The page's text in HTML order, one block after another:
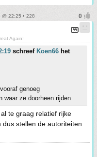
@ 22:25 • 228
Again!
schreef Koen66 het
genoeg
waar ze doorheen rijden
te graag relatief rijke
stellen de autoriteiten